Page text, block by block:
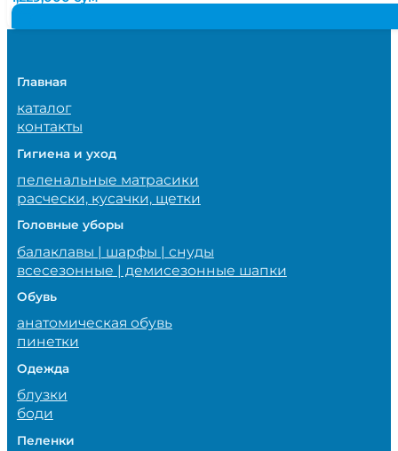
Главная
каталог
контакты
Гигиена и уход
пеленальные матрасики
расчески, кусачки, щетки
Головные уборы
балаклавы | шарфы | снуды
всесезонные | демисезонные шапки
Обувь
анатомическая обувь
пинетки
Одежда
блузки
боди
Пеленки